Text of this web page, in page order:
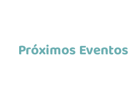
Próximos Eventos